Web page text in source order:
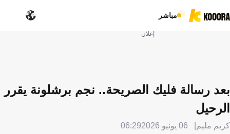
مباشر
إعلان
بعد رسالة فليك الصريحة.. نجم برشلونة يقرر
الرحيل
كريم مليم 06 يونيو 2026 06:29